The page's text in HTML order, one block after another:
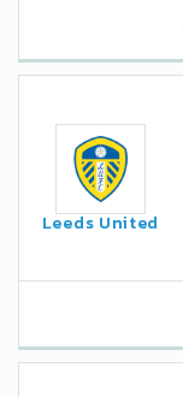
Leeds United